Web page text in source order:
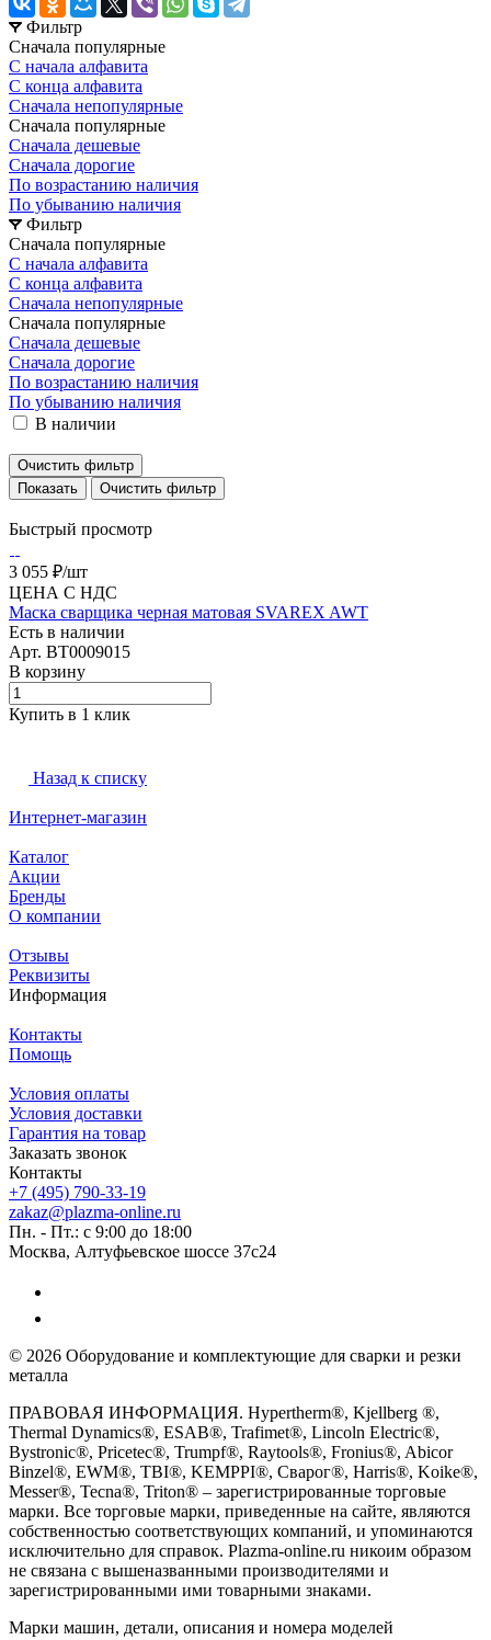
Фильтр
Сначала популярные
С начала алфавита
С конца алфавита
Сначала непопулярные
Сначала популярные
Сначала дешевые
Сначала дорогие
По возрастанию наличия
По убыванию наличия
Фильтр
Сначала популярные
С начала алфавита
С конца алфавита
Сначала непопулярные
Сначала популярные
Сначала дешевые
Сначала дорогие
По возрастанию наличия
По убыванию наличия
В наличии
Очистить фильтр
Очистить фильтр
Быстрый просмотр
3 055 ₽/шт
ЦЕНА С НДС
Маска сварщика черная матовая SVAREX AWT
Есть в наличии
Арт. BT0009015
В корзину
Купить в 1 клик
Назад к списку
Интернет-магазин
Каталог
Акции
Бренды
О компании
Отзывы
Реквизиты
Информация
Контакты
Помощь
Условия оплаты
Условия доставки
Гарантия на товар
Заказать звонок
Контакты
+7 (495) 790-33-19
zakaz@plazma-online.ru
Пн. - Пт.: с 9:00 до 18:00
Москва, Алтуфьевское шоссе 37с24
© 2026 Оборудование и комплектующие для сварки и резки
металла
ПРАВОВАЯ ИНФОРМАЦИЯ. Hypertherm®, Kjellberg ®,
Thermal Dynamics®, ESAB®, Trafimet®, Lincoln Electric®,
Bystronic®, Pricetec®, Trumpf®, Raytools®, Fronius®, Abicor
Binzel®, EWM®, TBI®, KEMPPI®, Сварог®, Harris®, Koike®,
Messer®, Tecna®, Triton® – зарегистрированные торговые
марки. Все торговые марки, приведенные на сайте, являются
собственностью соответствующих компаний, и упоминаются
исключительно для справок. Plazma-online.ru никоим образом
не связана с вышеназванными производителями и
зарегистрированными ими товарными знаками.
Марки машин, детали, описания и номера моделей